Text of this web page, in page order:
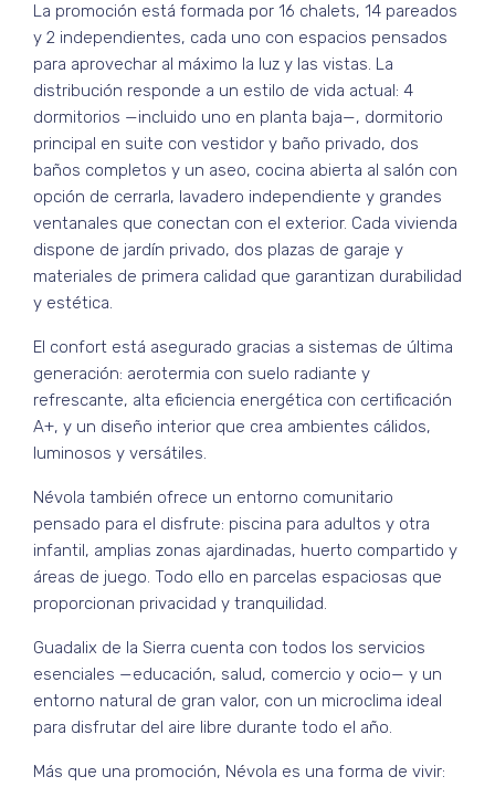
La promoción está formada por 16 chalets, 14 pareados
y 2 independientes, cada uno con espacios pensados
para aprovechar al máximo la luz y las vistas. La
distribución responde a un estilo de vida actual: 4
dormitorios —incluido uno en planta baja—, dormitorio
principal en suite con vestidor y baño privado, dos
baños completos y un aseo, cocina abierta al salón con
opción de cerrarla, lavadero independiente y grandes
ventanales que conectan con el exterior. Cada vivienda
dispone de jardín privado, dos plazas de garaje y
materiales de primera calidad que garantizan durabilidad
y estética.
El confort está asegurado gracias a sistemas de última
generación: aerotermia con suelo radiante y
refrescante, alta eficiencia energética con certificación
A+, y un diseño interior que crea ambientes cálidos,
luminosos y versátiles.
Névola también ofrece un entorno comunitario
pensado para el disfrute: piscina para adultos y otra
infantil, amplias zonas ajardinadas, huerto compartido y
áreas de juego. Todo ello en parcelas espaciosas que
proporcionan privacidad y tranquilidad.
Guadalix de la Sierra cuenta con todos los servicios
esenciales —educación, salud, comercio y ocio— y un
entorno natural de gran valor, con un microclima ideal
para disfrutar del aire libre durante todo el año.
Más que una promoción, Névola es una forma de vivir: